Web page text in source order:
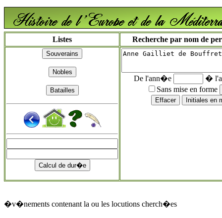
Listes Recherche par nom de
De l'ann�e
�
Sans mise en forme
�v�nements contenant la ou les locutions cherch�es